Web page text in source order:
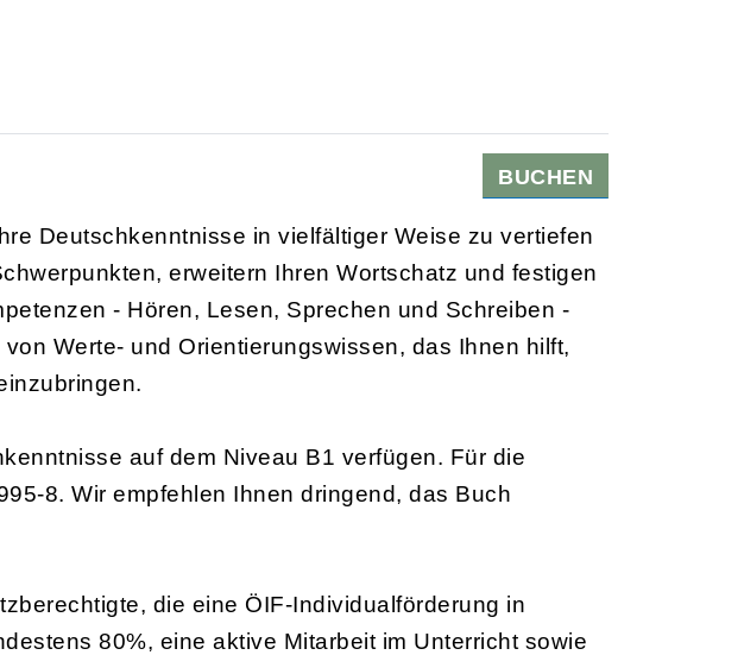
BUCHEN
Deutschkenntnisse in vielfältiger Weise zu vertiefen
erweitern Ihren Wortschatz und festigen
- Hören, Lesen, Sprechen und Schreiben -
Werte- und Orientierungswissen, das Ihnen hilft,
auf dem Niveau B1 verfügen. Für die
8. Wir empfehlen Ihnen dringend, das Buch
die eine ÖIF-Individualförderung in
80%, eine aktive Mitarbeit im Unterricht sowie